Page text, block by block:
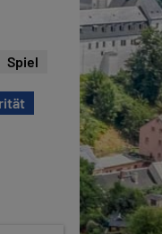
Spiel